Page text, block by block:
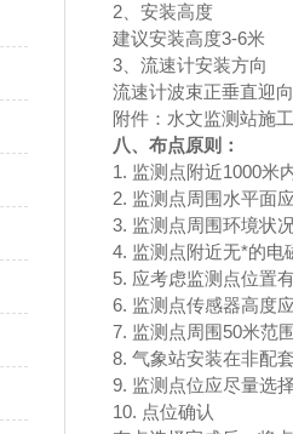
2、安装高度
建议安装高度3-6米
3、流速计安装方向
流速计波束正垂直迎
附件：水文监测站施
八、布点原则：
1. 监测点附近1000米
2. 监测点周围水平面
3. 监测点周围环境状
4. 监测点附近无*的电
5. 应考虑监测点位置
6. 监测点传感器高度
7. 监测点周围50米范
8. 气象站安装在非配
9. 监测点位应尽量选
10. 点位确认